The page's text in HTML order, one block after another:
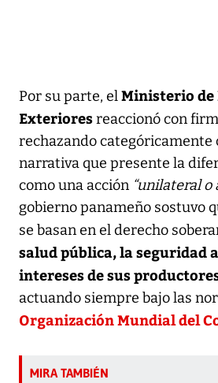
Por su parte, elMinisterio de
Exterioresreaccionó con
rechazando categóricamente
narrativa que presente la
como una acción “unilateral o
gobierno panameño sostuvo
se basan en el derecho
salud pública, la seguridad
intereses de sus
actuando siempre bajo las
Organización Mundial del